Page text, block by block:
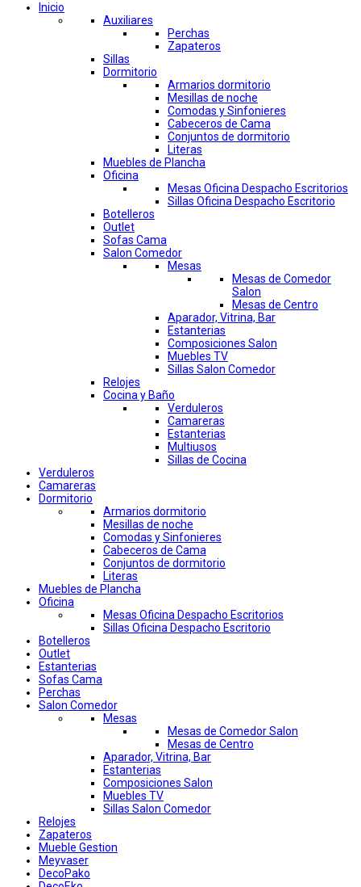
Inicio
Auxiliares
Perchas
Zapateros
Sillas
Dormitorio
Armarios dormitorio
Mesillas de noche
Comodas y Sinfonieres
Cabeceros de Cama
Conjuntos de dormitorio
Literas
Muebles de Plancha
Oficina
Mesas Oficina Despacho Escritorios
Sillas Oficina Despacho Escritorio
Botelleros
Outlet
Sofas Cama
Salon Comedor
Mesas
Mesas de Comedor
Salon
Mesas de Centro
Aparador, Vitrina, Bar
Estanterias
Composiciones Salon
Muebles TV
Sillas Salon Comedor
Relojes
Cocina y Baño
Verduleros
Camareras
Estanterias
Multiusos
Sillas de Cocina
Verduleros
Camareras
Dormitorio
Armarios dormitorio
Mesillas de noche
Comodas y Sinfonieres
Cabeceros de Cama
Conjuntos de dormitorio
Literas
Muebles de Plancha
Oficina
Mesas Oficina Despacho Escritorios
Sillas Oficina Despacho Escritorio
Botelleros
Outlet
Estanterias
Sofas Cama
Perchas
Salon Comedor
Mesas
Mesas de Comedor Salon
Mesas de Centro
Aparador, Vitrina, Bar
Estanterias
Composiciones Salon
Muebles TV
Sillas Salon Comedor
Relojes
Zapateros
Mueble Gestion
Meyvaser
DecoPako